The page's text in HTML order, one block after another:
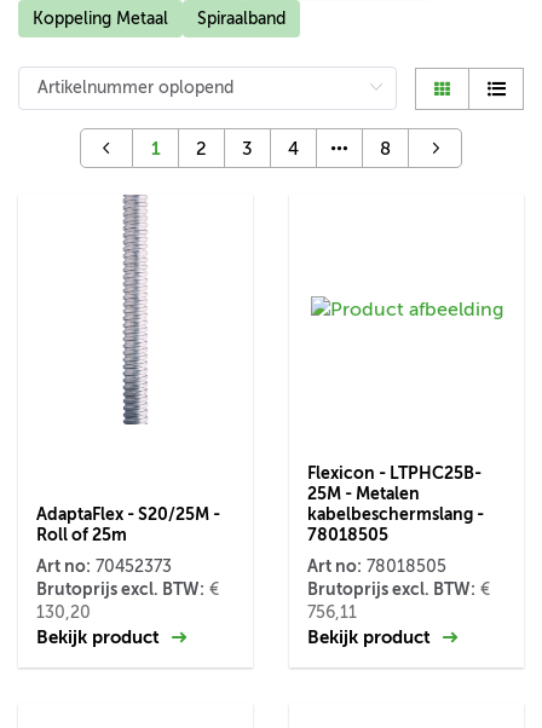
Koppeling Metaal Spiraalband
1 2 3 4 8
AdaptaFlex - S20/25M -
Roll of 25m
Art no: 70452373
Brutoprijs excl. BTW: €
130,20
Bekijk product
Flexicon - LTPHC25B-
25M - Metalen
kabelbeschermslang -
78018505
Art no: 78018505
Brutoprijs excl. BTW: €
756,11
Bekijk product